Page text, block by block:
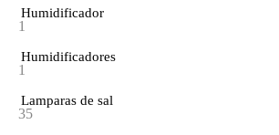
Humidificador
1
Humidificadores
1
Lamparas de sal
35